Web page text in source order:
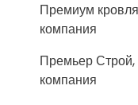
Премиум
компания
Премьер
компания